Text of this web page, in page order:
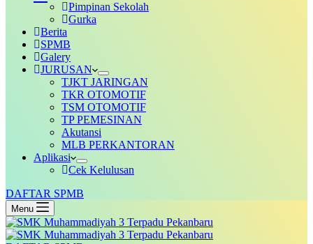
Pimpinan Sekolah
Gurka
Berita
SPMB
Galery
JURUSAN
TJKT JARINGAN
TKR OTOMOTIF
TSM OTOMOTIF
TP PEMESINAN
Akutansi
MLB PERKANTORAN
Aplikasi
Cek Kelulusan
DAFTAR SPMB
Menu